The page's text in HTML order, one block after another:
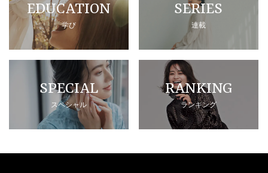
EDUCATION
学び
SERIES
連載
SPECIAL
スペシャル
RANKING
ランキング